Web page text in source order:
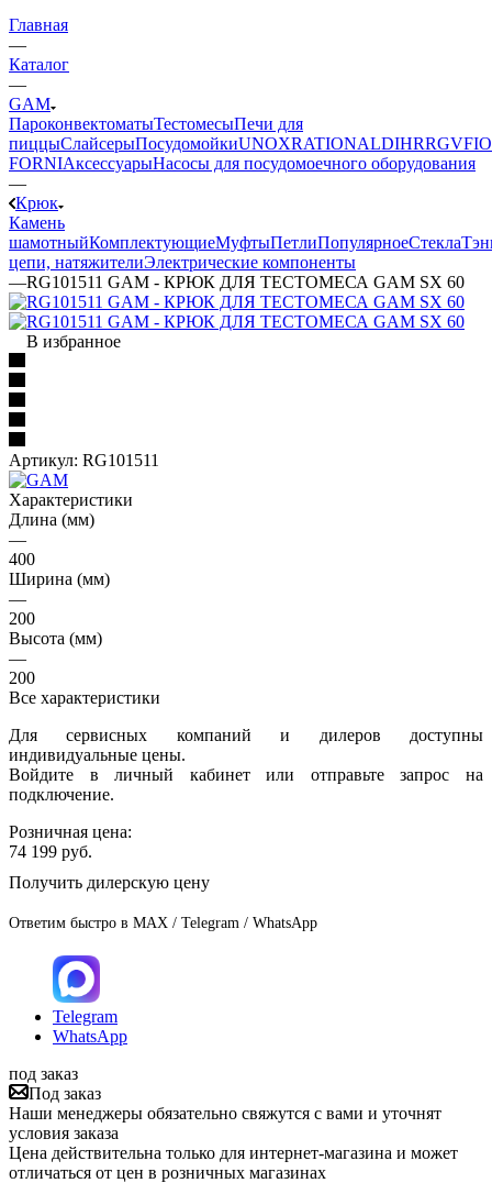
Главная
—
Каталог
—
GAM
ПароконвектоматыТестомесыПечи для
пиццыСлайсерыПосудомойкиUNOXRATIONALDIHRRGV
FORNIАксессуарыНасосы для посудомоечного оборудования
—
Крюк
Камень
шамотныйКомплектующиеМуфтыПетлиПопулярноеСтекла
цепи, натяжителиЭлектрические компоненты
—RG101511 GAM - КРЮК ДЛЯ ТЕСТОМЕСА GAM SX 60
В избранное
Артикул: RG101511
Характеристики
Длина (мм)
—
400
Ширина (мм)
—
200
Высота (мм)
—
200
Все характеристики
Для сервисных компаний и дилеров доступны
индивидуальные цены.
Войдите в личный кабинет или отправьте запрос на
подключение.
Розничная цена:
74 199 руб.
Получить дилерскую цену
Ответим быстро в MAX / Telegram / WhatsApp
Telegram
WhatsApp
под заказ
Под заказ
Наши менеджеры обязательно свяжутся с вами и уточнят
условия заказа
Цена действительна только для интернет-магазина и может
отличаться от цен в розничных магазинах